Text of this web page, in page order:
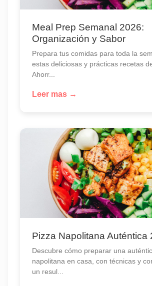
Meal Prep Semanal 2026:
Organización y Sabor
Prepara tus comidas para toda la
estas deliciosas y prácticas recetas
Ahorr...
Leer mas →
Pizza Napolitana Auténtica
Descubre cómo preparar una
napolitana en casa, con técnicas y
un resul...